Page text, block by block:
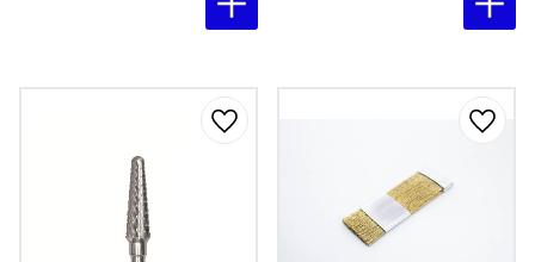
Lägg till i favoriter Lägg